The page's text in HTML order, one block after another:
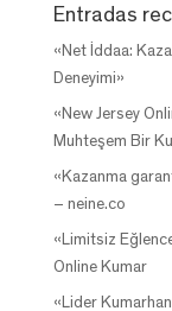
Entradas
«Net İddaa:
Deneyimi»
«New Jersey
Muhteşem Bir
«Kazanma
– neine.co
«Limitsiz
Online Kumar
«Lider